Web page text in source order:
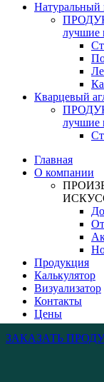
Натуральный
лучшие
Кварцевый
лучшие
Главная
О компании
Продукция
Калькулятор
Визуализатор
Контакты
Цены
ЗАКАЗАТЬ